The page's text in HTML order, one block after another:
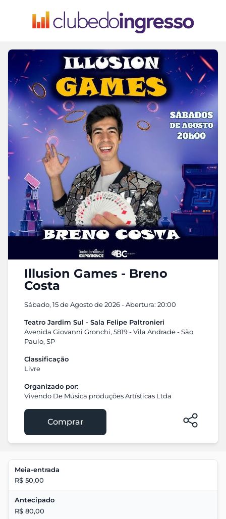
Illusion Games - Breno
Costa
Sábado, 15 de Agosto de 2026 - Abertura: 20:00
Teatro Jardim Sul - Sala Felipe Paltronieri
Avenida Giovanni Gronchi, 5819 - Vila Andrade - São
Paulo, SP
Classificação
Livre
Organizado por:
Vivendo De Música produções Artísticas Ltda
Comprar
Meia-entrada
R$ 50,00
Antecipado
R$ 80,00